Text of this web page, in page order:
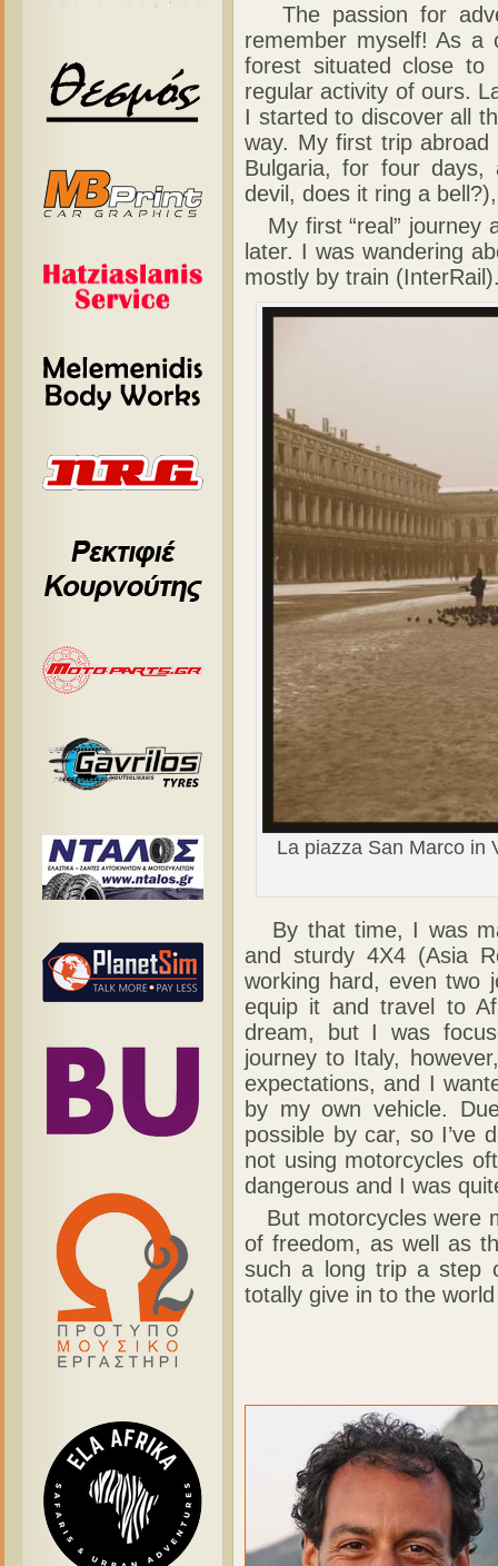
The passion for
remember myself! As
forest situated close to
regular activity of ours.
I started to discover all
way. My first trip
Bulgaria, for four days,
devil, does it ring a
My first “real” journey
later. I was wandering
mostly by train
La piazza San Marco in
By that time, I was
and sturdy 4X4 (Asia
working hard, even two
equip it and travel to
dream, but I was
journey to Italy,
expectations, and I
by my own vehicle.
possible by car, so I’ve
not using motorcycles
dangerous and I was
But motorcycles were
of freedom, as well as
such a long trip a step
totally give in to the